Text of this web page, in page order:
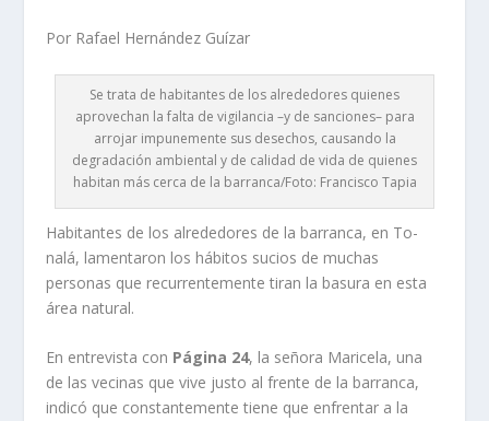
Por Rafael Hernández Guízar
Se trata de habitantes de los alrededores quienes
aprovechan la falta de vigilancia –y de sanciones– para
arrojar impunemente sus desechos, causando la
degradación ambiental y de calidad de vida de quienes
habitan más cerca de la barranca/Foto: Francisco Tapia
Habitantes de los alrede­dores de la barranca, en To­
nalá, lamentaron los hábitos sucios de muchas
personas que recurrentemente tiran la basura en esta
área natural.
En entrevista con Pági­na 24, la señora Maricela, una
de las vecinas que vive justo al frente de la barranca,
indicó que constantemente tiene que enfrentar a la